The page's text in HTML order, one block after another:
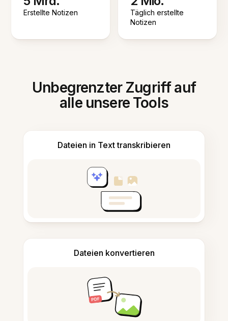
Erstellte Notizen
Täglich erstellte
Notizen
Unbegrenzter Zugriff auf
alle unsere Tools
Dateien in Text transkribieren
Dateien konvertieren